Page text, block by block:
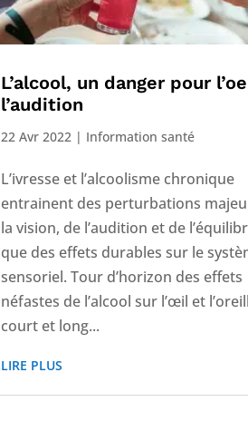
L’alcool, un danger pour
l’audition
22 Avr 2022 | Information santé
L’ivresse et l’alcoolisme chronique
entrainent des perturbations
la vision, de l’audition et de
que des effets durables sur le
sensoriel. Tour d’horizon des effets
néfastes de l’alcool sur l’œil et
court et long...
LIRE PLUS